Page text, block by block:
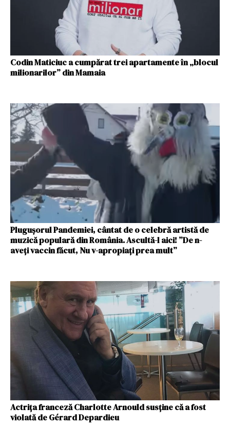
Codin Maticiuc a cumpărat trei apartamente în „blocul
milionarilor” din Mamaia
Plugușorul Pandemiei, cântat de o celebră artistă de
muzică populară din România. Ascultă-l aici! ”De n-
aveți vaccin făcut, Nu v-apropiați prea mult”
Actriţa franceză Charlotte Arnould susţine că a fost
violată de Gérard Depardieu